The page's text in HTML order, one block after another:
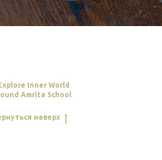
Inner World
Amrita School
наверх